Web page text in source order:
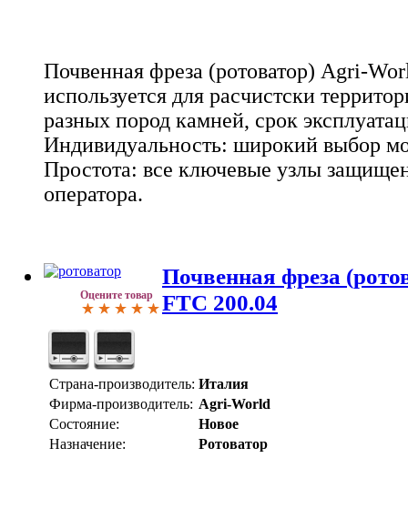
Почвенная фреза (ротоватор) Agri-
используется для расчистски
разных пород камней, срок
Индивидуальность: широкий выбор
Простота: все ключевые узлы
оператора.
Оцените товар
Почвенная фреза
FTC 200.04
Страна-производитель: Италия
Фирма-производитель: Agri-World
Состояние:
Новое
Назначение:
Ротоватор